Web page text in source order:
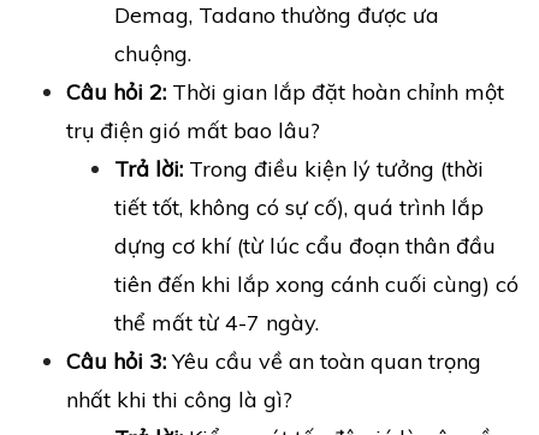
Demag, Tadano thường được ưa
chuộng.
Câu hỏi 2: Thời gian lắp đặt hoàn chỉnh một
trụ điện gió mất bao lâu?
Trả lời: Trong điều kiện lý tưởng (thời
tiết tốt, không có sự cố), quá trình lắp
dựng cơ khí (từ lúc cẩu đoạn thân đầu
tiên đến khi lắp xong cánh cuối cùng) có
thể mất từ 4-7 ngày.
Câu hỏi 3:Yêu cầu về an toàn quan trọng
nhất khi thi công là gì?